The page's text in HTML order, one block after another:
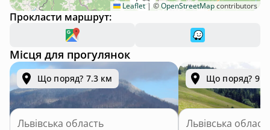
Leaflet| ©OpenStreetMapcontributors
Прокласти маршрут:
Місця для прогулянок
Що поряд? 7.3 км
Львівська область
Що поряд? 9.2
Львівська